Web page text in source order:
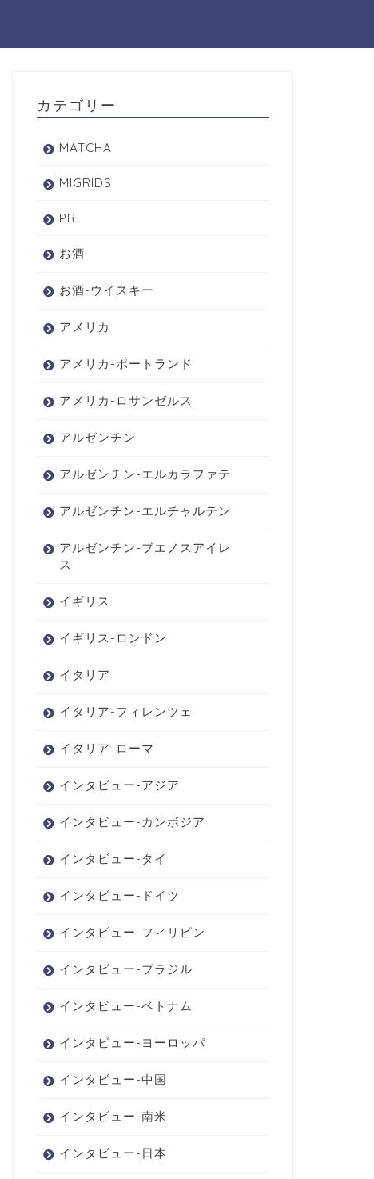
カテゴリー
MATCHA
MIGRIDS
PR
お酒
お酒-ウイスキー
アメリカ
アメリカ-ポートランド
アメリカ-ロサンゼルス
アルゼンチン
アルゼンチン-エルカラファテ
アルゼンチン-エルチャルテン
アルゼンチン-ブエノスアイレ
ス
イギリス
イギリス-ロンドン
イタリア
イタリア-フィレンツェ
イタリア-ローマ
インタビュー-アジア
インタビュー-カンボジア
インタビュー-タイ
インタビュー-ドイツ
インタビュー-フィリピン
インタビュー-ブラジル
インタビュー-ベトナム
インタビュー-ヨーロッパ
インタビュー-中国
インタビュー-南米
インタビュー-日本